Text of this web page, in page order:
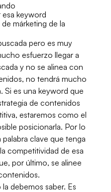
keyword
márketing de la
pero es muy
esfuerzo llegar a
y no se alinea con
no tendrá mucho
Si es una keyword que
de contenidos
estaremos como el
posicionarla. Por lo
clave que tenga
competitividad de esa
por último, se alinee
debemos saber. Es